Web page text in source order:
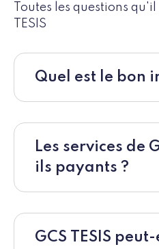
Toutes les questions
TESIS
Quel est le bon
Les services de
ils payants ?
GCS TESIS